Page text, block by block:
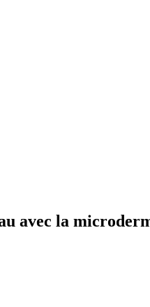
avec la